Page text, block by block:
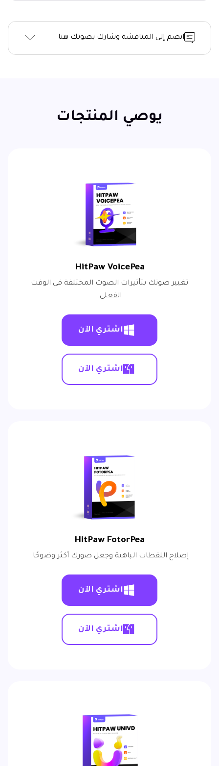
انضم إلى المناقشة وشارك بصوتك هنا
يوصي المنتجات
HitPaw VoicePea
تغيير صوتك بتأثيرات الصوت المختلفة في الوقت
الفعلي.
اشتري الآن
اشتري الآن
HitPaw FotorPea
إصلاح اللقطات الباهتة وجعل صورك أكثر وضوحًا.
اشتري الآن
اشتري الآن